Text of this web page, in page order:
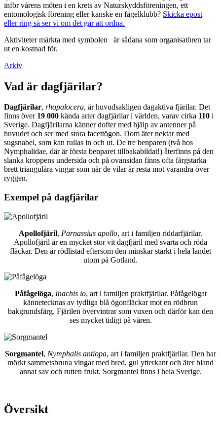
inför vårens möten i en krets av Naturskyddsföreningen, ett
entomologisk förening eller kanske en fågelklubb? Skicka epost
eller ring så ser vi om det går att ordna.
Aktiviteter märkta med symbolen
är sådana som organisatören tar
ut en kostnad för.
Arkiv
Vad är dagfjärilar?
Dagfjärilar, rhopalocera, är huvudsakligen dagaktiva fjärilar. Det
finns över 19 000 kända arter dagfjärilar i världen, varav cirka 110 i
Sverige. Dagfjärilarna känner dofter med hjälp av antenner på
huvudet och ser med stora facettögon. Dom äter nektar med
sugsnabel, som kan rullas in och ut. De tre benparen (två hos
Nymphalidae, där är första benparet tillbakabildat!) återfinns på den
slanka kroppens undersida och på ovansidan finns ofta färgstarka
brett triangulära vingar som när de vilar är resta mot varandra över
ryggen.
Exempel på dagfjärilar
Apollofjäril, Parnassius apollo, art i familjen riddarfjärilar.
Apollofjäril är en mycket stor vit dagfjäril med svarta och röda
fläckar. Den är rödlistad eftersom den minskar starkt i hela landet
utom på Gotland.
Påfågelöga, Inachis io, art i familjen praktfjärilar. Påfågelögat
kännetecknas av tydliga blå ögonfläckar mot en rödbrun
bakgrundsfärg. Fjärilen övervintrar som vuxen och därför kan den
ses mycket tidigt på våren.
Sorgmantel, Nymphalis antiopa, art i familjen praktfjärilar. Den har
mörkt sammetsbruna vingar med bred, gul ytterkant och äter bland
annat sav och rutten frukt. Sorgmantel finns i hela Sverige.
Översikt